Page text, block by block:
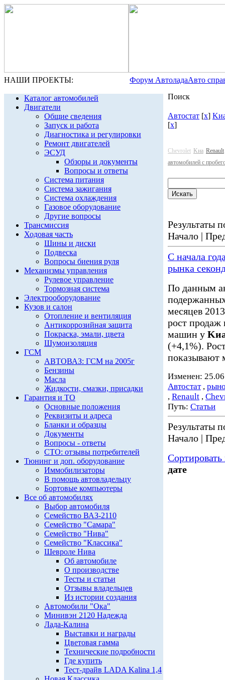
НАШИ ПРОЕКТЫ: Форум АвтоладаАвто
Каталог автомобилей
Двигатели
Общие сведения
Запуск и работа
Диагностика и регулировки
Ремонт двигателей
ЭСУД
Обзоры и документы
Вопросы и ответы
Система питания
Система зажигания
Система охлаждения
Газовое оборудование
Другие вопросы
Трансмиссия
Ходовая часть
Шины и диски
Подвеска
Вопросы биения руля
Механизмы управления
Рулевое управление
Тормозная система
Электрооборудование
Кузов и салон
Отопление и вентиляция
Антикоррозийная защита
Покраска, эмали, цвета
Шумоизоляция
ГСМ
АВТОВАЗ: ГСМ на 2005г
Бензины
Масла
Жидкости, смазки, присадки
Гарантия и ТО
Основные положения
Реквизиты и адреса
Бланки и образцы
Документы
Вопросы - ответы
СТО: отзывы потребителей
Тюнинг и доп. оборудование
Иммобилизаторы
В помощь автовладельцу
Бортовые компьютеры
Все об автомобилях
Выбор автомобиля
Семейство ВАЗ-2110
Семейство "Самара"
Семейство "Нива"
Семейство "Классика"
Шевроле Нива
Об автомобиле
О производстве
Тесты и статьи
Отзывы владельцев
Из истории создания
Автомобили "Ока"
Минивэн 2120 Надежда
Лада-Калина
Выставки и награды
Цветовая гамма
Технические подробности
Где купить
Тест-драйв LADA Kalina 1,4
Поиск
Автостат [x]
[x]
Chevrolet Kиа Renault
автомобилей с
Результаты
Начало |
С начала
рынка
По данным
месяцев
рост
машин у
(+4,1%).
показывают
Изменен:
Автостат,
, Renault ,
Путь: Статьи
Результаты
Начало |
дате